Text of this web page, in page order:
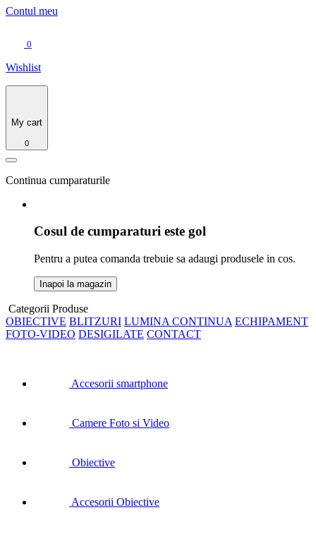
Contul meu
0
Wishlist
My cart
0
Continua cumparaturile
Cosul de cumparaturi este gol
Pentru a putea comanda trebuie sa adaugi produsele in cos.
Inapoi la magazin
Categorii Produse
OBIECTIVE BLITZURI LUMINA CONTINUA ECHIPAMENT
FOTO-VIDEO DESIGILATE CONTACT
Accesorii smartphone
Camere Foto si Video
Obiective
Accesorii Obiective